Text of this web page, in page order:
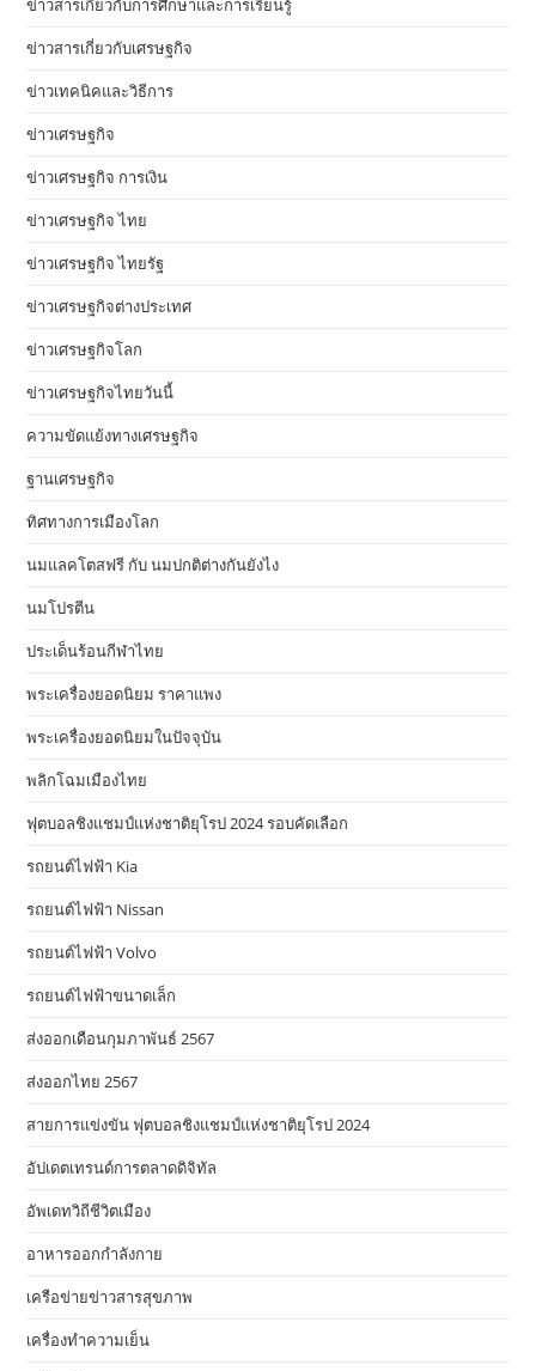
ข่าวสารเกี่ยวกับการศึกษาและการเรียนรู้
ข่าวสารเกี่ยวกับเศรษฐกิจ
ข่าวเทคนิคและวิธีการ
ข่าวเศรษฐกิจ
ข่าวเศรษฐกิจ การเงิน
ข่าวเศรษฐกิจ ไทย
ข่าวเศรษฐกิจ ไทยรัฐ
ข่าวเศรษฐกิจต่างประเทศ
ข่าวเศรษฐกิจโลก
ข่าวเศรษฐกิจไทยวันนี้
ความขัดแย้งทางเศรษฐกิจ
ฐานเศรษฐกิจ
ทิศทางการเมืองโลก
นมแลคโตสฟรี กับ นมปกติต่างกันยังไง
นมโปรตีน
ประเด็นร้อนกีฬาไทย
พระเครื่องยอดนิยม ราคาแพง
พระเครื่องยอดนิยมในปัจจุบัน
พลิกโฉมเมืองไทย
ฟุตบอลชิงแชมป์แห่งชาติยุโรป 2024 รอบคัดเลือก
รถยนต์ไฟฟ้า Kia
รถยนต์ไฟฟ้า Nissan
รถยนต์ไฟฟ้า Volvo
รถยนต์ไฟฟ้าขนาดเล็ก
ส่งออกเดือนกุมภาพันธ์ 2567
ส่งออกไทย 2567
สายการแข่งขัน ฟุตบอลชิงแชมป์แห่งชาติยุโรป 2024
อัปเดตเทรนด์การตลาดดิจิทัล
อัพเดทวิถีชีวิตเมือง
อาหารออกกําลังกาย
เครือข่ายข่าวสารสุขภาพ
เครื่องทำความเย็น